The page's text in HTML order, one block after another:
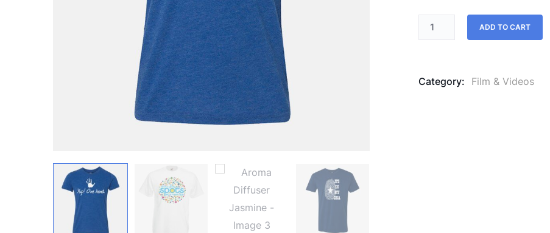
ADD TO CART
Category: Film & Videos